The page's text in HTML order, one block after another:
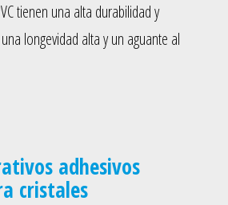
tienen una alta durabilidad y
longevidad alta y un aguante al
adhesivos
cristales